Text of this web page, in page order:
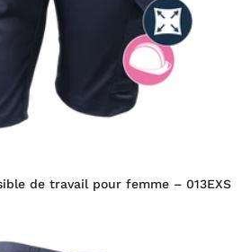
de travail pour femme – 013EXS